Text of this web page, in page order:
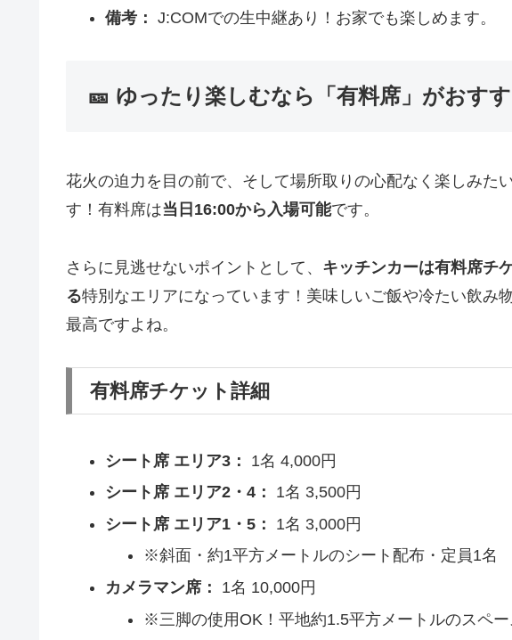
備考： J:COMでの生中継あり！お家でも楽しめます。
🎫 ゆったり楽しむなら「有料席」がおすす
花火の迫力を目の前で、そして場所取りの心配なく楽しみた
す！有料席は当日16:00から入場可能です。
さらに見逃せないポイントとして、 キッチンカーは有料席チ
る特別なエリアになっています！美味しいご飯や冷たい飲み
最高ですよね。
有料席チケット詳細
シート席 エリア3：
1名 4,000円
シート席 エリア2・4：
1名 3,500円
シート席 エリア1・5：
1名 3,000円
※斜面・約1平方メートルのシート配布・定員1名
カメラマン席：
1名 10,000円
※三脚の使用OK！平地約1.5平方メートルのスペー